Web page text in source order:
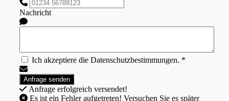
Nachricht
Ich akzeptiere die Datenschutzbestimmungen. *
Anfrage erfolgreich versendet!